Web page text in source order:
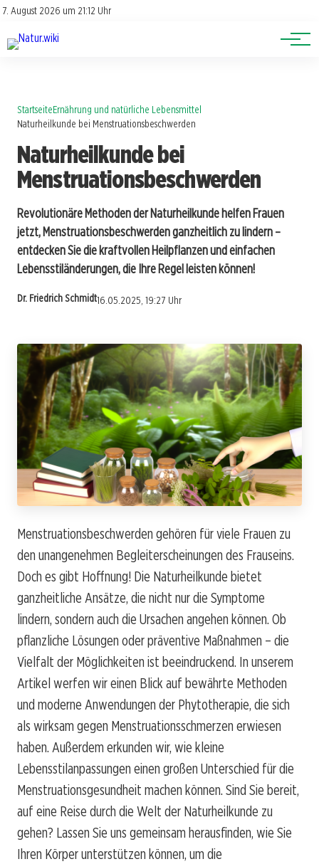
7. August 2026 um 21:12 Uhr
Account
Lexikon
Themen
StartseiteErnährung und natürliche Lebensmittel
Naturheilkunde bei Menstruationsbeschwerden
Naturheilkunde bei
Menstruationsbeschwerden
Revolutionäre Methoden der Naturheilkunde helfen Frauen
jetzt, Menstruationsbeschwerden ganzheitlich zu lindern –
entdecken Sie die kraftvollen Heilpflanzen und einfachen
Lebensstiländerungen, die Ihre Regel leisten können!
Dr. Friedrich Schmidt16.05.2025, 19:27 Uhr
Menstruationsbeschwerden gehören für viele Frauen zu
den unangenehmen Begleiterscheinungen des Frauseins.
Doch es gibt Hoffnung! Die Naturheilkunde bietet
ganzheitliche Ansätze, die nicht nur die Symptome
lindern, sondern auch die Ursachen angehen können. Ob
pflanzliche Lösungen oder präventive Maßnahmen – die
Vielfalt der Möglichkeiten ist beeindruckend. In unserem
Artikel werfen wir einen Blick auf bewährte Methoden
und moderne Anwendungen der Phytotherapie, die sich
als wirksam gegen Menstruationsschmerzen erwiesen
haben. Außerdem erkunden wir, wie kleine
Lebensstilanpassungen einen großen Unterschied für die
Menstruationsgesundheit machen können. Sind Sie bereit,
auf eine Reise durch die Welt der Naturheilkunde zu
gehen? Lassen Sie uns gemeinsam herausfinden, wie Sie
Ihren Körper unterstützen können, um die